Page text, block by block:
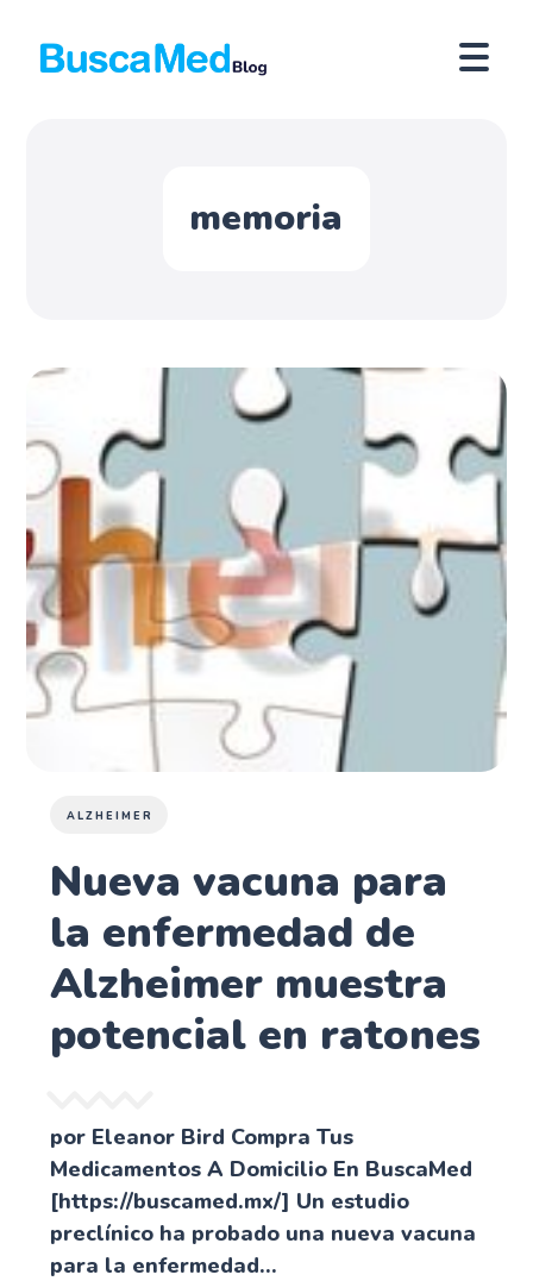
memoria
ALZHEIMER
Nueva vacuna para
la enfermedad de
Alzheimer muestra
potencial en ratones
por Eleanor Bird Compra Tus
Medicamentos A Domicilio En BuscaMed
[https://buscamed.mx/] Un estudio
preclínico ha probado una nueva vacuna
para la enfermedad...